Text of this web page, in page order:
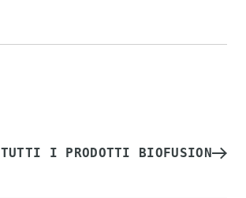
TUTTI I PRODOTTI BIOFUSION